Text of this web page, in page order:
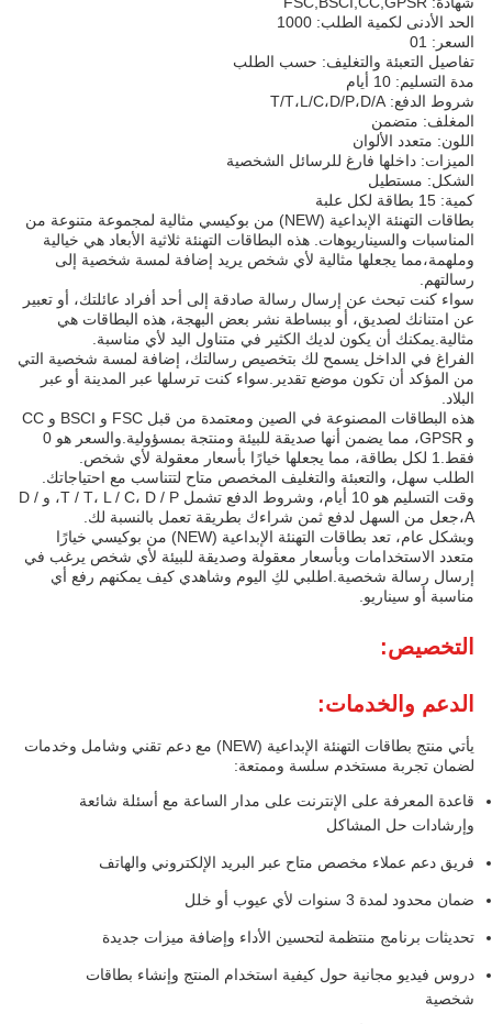
الحد الأدنى لكمية الطلب: 1000
السعر: 01
تفاصيل التعبئة والتغليف: حسب الطلب
مدة التسليم: 10 أيام
شروط الدفع: T/T،L/C،D/P،D/A
المغلف: متضمن
اللون: متعدد الألوان
الميزات: داخلها فارغ للرسائل الشخصية
الشكل: مستطيل
كمية: 15 بطاقة لكل علبة
بطاقات التهنئة الإبداعية (NEW) من بوكيسي مثالية لمجموعة متنوعة من
المناسبات والسيناريوهات. هذه البطاقات التهنئة ثلاثية الأبعاد هي خيالية
وملهمة،مما يجعلها مثالية لأي شخص يريد إضافة لمسة شخصية إلى
رسالتهم.
سواء كنت تبحث عن إرسال رسالة صادقة إلى أحد أفراد عائلتك، أو تعبير
عن امتنانك لصديق، أو ببساطة نشر بعض البهجة، هذه البطاقات هي
مثالية.يمكنك أن يكون لديك الكثير في متناول اليد لأي مناسبة.
الفراغ في الداخل يسمح لك بتخصيص رسالتك، إضافة لمسة شخصية التي
من المؤكد أن تكون موضع تقدير.سواء كنت ترسلها عبر المدينة أو عبر
البلاد.
هذه البطاقات المصنوعة في الصين ومعتمدة من قبل FSC و BSCI و CC
و GPSR، مما يضمن أنها صديقة للبيئة ومنتجة بمسؤولية.والسعر هو 0
فقط.1 لكل بطاقة، مما يجعلها خيارًا بأسعار معقولة لأي شخص.
الطلب سهل، والتعبئة والتغليف المخصص متاح لتتناسب مع احتياجاتك.
وقت التسليم هو 10 أيام، وشروط الدفع تشمل T / T، L / C، D / P، و D /
A،جعل من السهل لدفع ثمن شراءك بطريقة تعمل بالنسبة لك.
وبشكل عام، تعد بطاقات التهنئة الإبداعية (NEW) من بوكيسي خيارًا
متعدد الاستخدامات وبأسعار معقولة وصديقة للبيئة لأي شخص يرغب في
إرسال رسالة شخصية.اطلبي لكِ اليوم وشاهدي كيف يمكنهم رفع أي
مناسبة أو سيناريو.
التخصيص:
الدعم والخدمات:
يأتي منتج بطاقات التهنئة الإبداعية (NEW) مع دعم تقني وشامل وخدمات
لضمان تجربة مستخدم سلسة وممتعة:
قاعدة المعرفة على الإنترنت على مدار الساعة مع أسئلة شائعة
وإرشادات حل المشاكل
فريق دعم عملاء مخصص متاح عبر البريد الإلكتروني والهاتف
ضمان محدود لمدة 3 سنوات لأي عيوب أو خلل
تحديثات برنامج منتظمة لتحسين الأداء وإضافة ميزات جديدة
دروس فيديو مجانية حول كيفية استخدام المنتج وإنشاء بطاقات
شخصية